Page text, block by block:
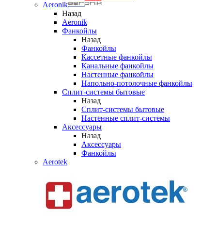
Aeronik
Назад
Aeronik
Фанкойлы
Назад
Фанкойлы
Кассетные фанкойлы
Канальные фанкойлы
Настенные фанкойлы
Напольно-потолочные фанкойлы
Сплит-системы бытовые
Назад
Сплит-системы бытовые
Настенные сплит-системы
Аксессуары
Назад
Аксессуары
Фанкойлы
Aerotek